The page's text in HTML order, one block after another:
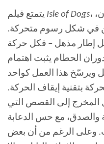
Isle of Dogs، من إخراج ويس أندرسون،
في شكل رسوم متحركة.
إطار مذهل – فكل حركة
الحطام يثبت اهتمام
ويرسّخ هذا العمل كواحد
بتقنية إيقاف الحركة.
فيلم 2018 بميل المخرج إلى القصص التي
والصدق، مع حس الدعابة
وعلى الرغم من أن بعض